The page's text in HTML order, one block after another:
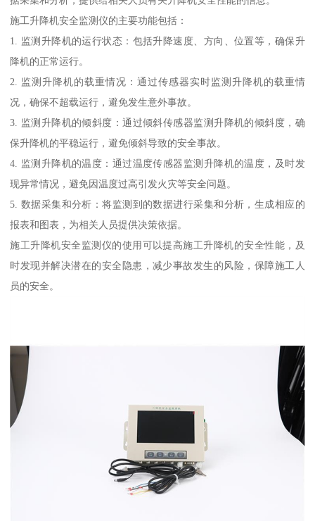
施工升降机安全监测仪的主要功能包括：
1. 监测升降机的运行状态：包括升降速度、方向、位置等，确保升
降机的正常运行。
2. 监测升降机的载重情况：通过传感器实时监测升降机的载重情
况，确保不超载运行，避免发生意外事故。
3. 监测升降机的倾斜度：通过倾斜传感器监测升降机的倾斜度，确
保升降机的平稳运行，避免倾斜导致的安全事故。
4. 监测升降机的温度：通过温度传感器监测升降机的温度，及时发
现异常情况，避免因温度过高引发火灾等安全问题。
5. 数据采集和分析：将监测到的数据进行采集和分析，生成相应的
报表和图表，为相关人员提供决策依据。
施工升降机安全监测仪的使用可以提高施工升降机的安全性能，及
时发现并解决潜在的安全隐患，减少事故发生的风险，保障施工人
员的安全。